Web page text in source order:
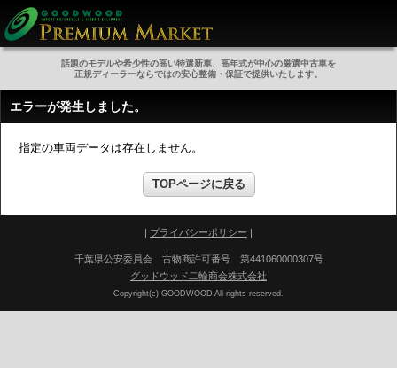
話題のモデルや希少性の高い特選新車、高年式が中心の厳選中古車を
正規ディーラーならではの安心整備・保証で提供いたします。
エラーが発生しました。
指定の車両データは存在しません。
TOPページに戻る
| プライバシーポリシー |
千葉県公安委員会 古物商許可番号 第441060000307号
グッドウッド二輪商会株式会社
Copyright(c) GOODWOOD All rights reserved.